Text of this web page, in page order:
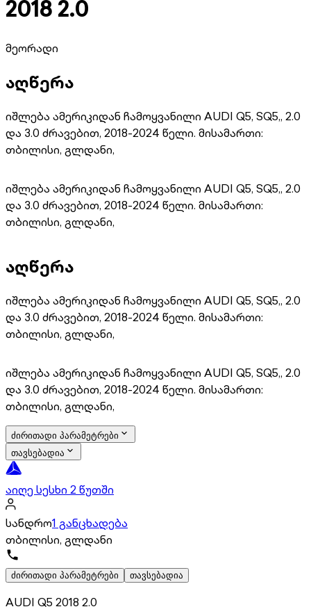
2018 2.0
მეორადი
აღწერა
იშლება ამერიკიდან ჩამოყვანილი AUDI Q5, SQ5,, 2.0
და 3.0 ძრავებით, 2018-2024 წელი. მისამართი:
თბილისი, გლდანი,
იშლება ამერიკიდან ჩამოყვანილი AUDI Q5, SQ5,, 2.0
და 3.0 ძრავებით, 2018-2024 წელი. მისამართი:
თბილისი, გლდანი,
აღწერა
იშლება ამერიკიდან ჩამოყვანილი AUDI Q5, SQ5,, 2.0
და 3.0 ძრავებით, 2018-2024 წელი. მისამართი:
თბილისი, გლდანი,
იშლება ამერიკიდან ჩამოყვანილი AUDI Q5, SQ5,, 2.0
და 3.0 ძრავებით, 2018-2024 წელი. მისამართი:
თბილისი, გლდანი,
ძირითადი პარამეტრები
თავსებადია
აიღე სესხი 2 წუთში
სანდრო1 განცხადება
თბილისი, გლდანი
ძირითადი პარამეტრები თავსებადია
AUDI Q5 2018 2.0